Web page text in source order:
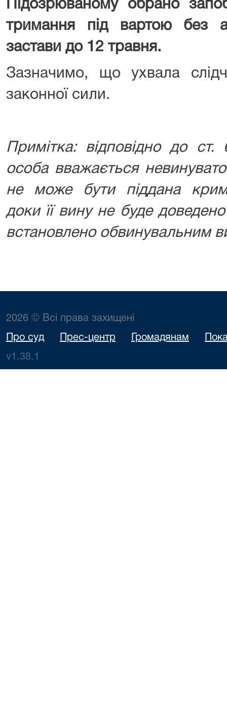
Підозрюваному обрано
тримання під вартою без
застави до 12 травня.
Зазначимо, що ухвала
законної сили.
Примітка: відповідно до ст.
особа вважається
не може бути піддана
доки її вину не буде
встановлено обвинувальним
2026 © Всі права захищені
Про суд Прес-центр Громадянам
v1.38.1